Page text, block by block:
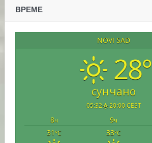
ВРЕМЕ
NOVI SAD
28°
сунчано
05:32 20:00 CEST
8ч 9ч
31°C 33°C